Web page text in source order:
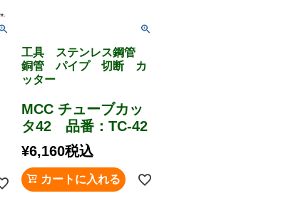
工具 ステンレス鋼管
銅管 パイプ 切断 カ
ッター
MCC チューブカッ
タ42 品番：TC-42
¥6,160税込
カートに入れる